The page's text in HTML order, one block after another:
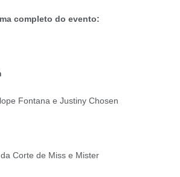
completo do evento:
Fontana e Justiny Chosen
Corte de Miss e Mister